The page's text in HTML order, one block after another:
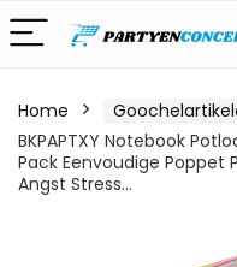
Home
BKPAPTXY Notebook
Pack Eenvoudige Poppet
Angst Stress…